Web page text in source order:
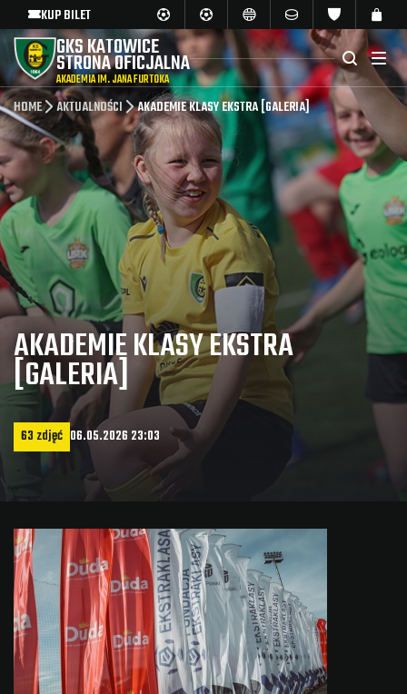
KUP BILET
GKS KATOWICE
STRONA OFICJALNA
AKADEMIA IM. JANA FURTOKA
HOME AKTUALNOŚCI AKADEMIE KLASY EKSTRA [GALERIA]
AKADEMIE KLASY EKSTRA
[GALERIA]
63 zdjęć 06.05.2026 23:03